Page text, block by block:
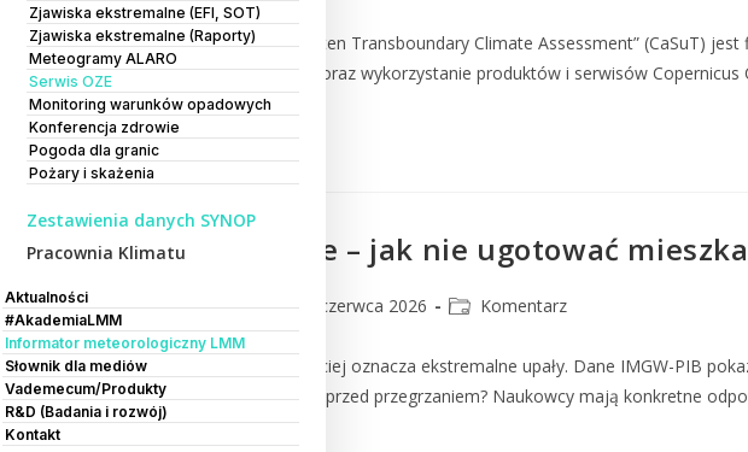
Zjawiska ekstremalne (EFI, SOT)
Zjawiska ekstremalne (Raporty)
Meteogramy ALARO
Serwis OZE
Monitoring warunków opadowych
Konferencja zdrowie
Pogoda dla granic
Pożary i skażenia
Zestawienia danych SYNOP
Pracownia Klimatu
Aktualności
#AkademiaLMM
Informator meteorologiczny LMM
Słownik dla mediów
Vademecum/Produkty
R&D (Badania i rozwój)
Kontakt
Projekt “Carpathian–Sudeten Transboundary Climate Assessment” (CaSuT)
wzmacnianie współpracy oraz wykorzystanie produktów i serwisów Copernicus
Czytaj Dalej
Upały w Polsce – jak nie ugotować
lmm_admin 25 czerwca 2026 Komentarz
Lato w Polsce coraz częściej oznacza ekstremalne upały. Dane IMGW-PIB
chronić swoje mieszkanie przed przegrzaniem? Naukowcy mają konkretne